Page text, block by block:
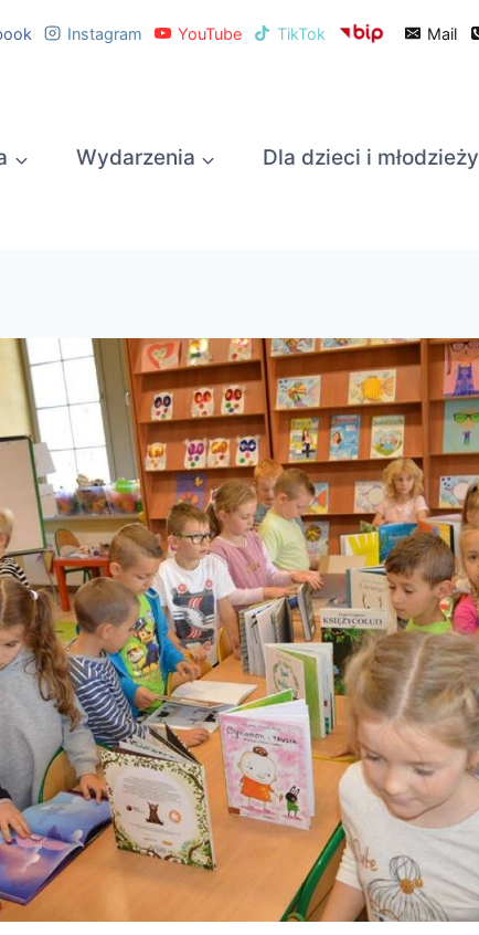
Instagram YouTube TikTok Mail
Wydarzenia Dla dzieci i młodzieży